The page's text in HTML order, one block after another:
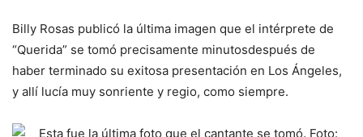
Billy Rosas publicó la última imagen que el intérprete de
“Querida” se tomó precisamente minutosdespués de
haber terminado su exitosa presentación en Los Ángeles,
y allí lucía muy sonriente y regio, como siempre.